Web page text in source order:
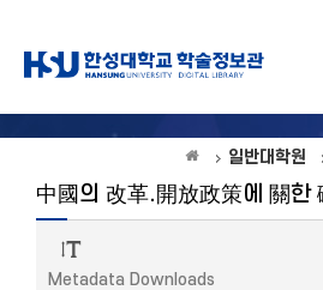
일반대학원
中國의 改革.開放政策에 關한
Metadata Downloads